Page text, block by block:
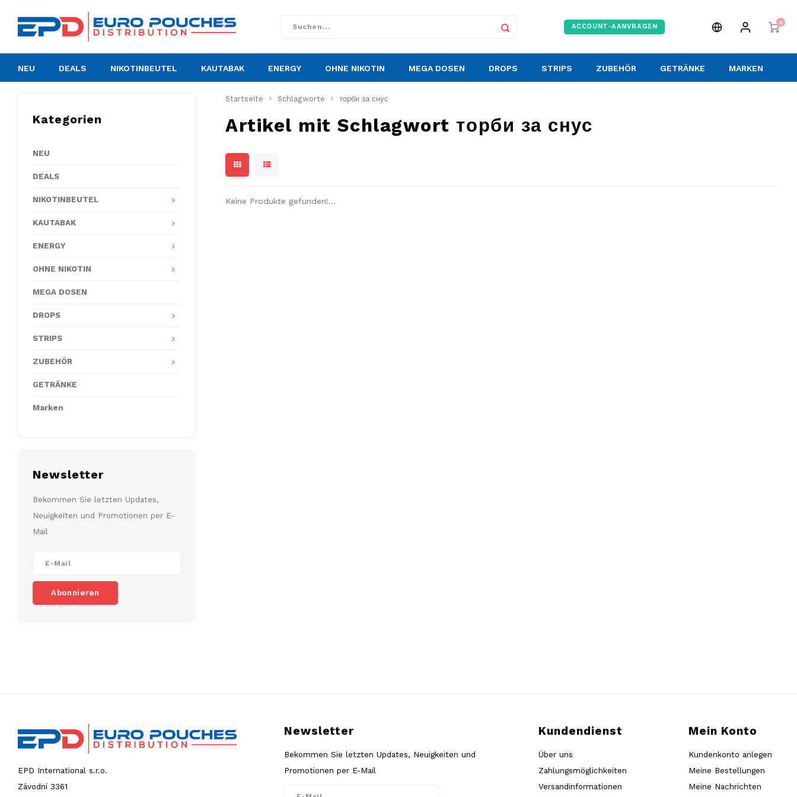
ACCOUNT-AANVRAGEN
0
NEU DEALS NIKOTINBEUTEL KAUTABAK ENERGY OHNE NIKOTIN MEGA DOSEN DROPS STRIPS ZUBEHÖR GETRÄNKE MARKEN
Kategorien
NEU
DEALS
NIKOTINBEUTEL
KAUTABAK
ENERGY
OHNE NIKOTIN
MEGA DOSEN
DROPS
STRIPS
ZUBEHÖR
GETRÄNKE
Marken
Newsletter
Bekommen Sie letzten Updates,
Neuigkeiten und Promotionen per E-
Mail
Abonnieren
Startseite Schlagworte торби за снус
Artikel mit Schlagwort торби за снус
Keine Produkte gefunden!...
EPD International s.r.o.
Závodní 3361
Newsletter
Bekommen Sie letzten Updates, Neuigkeiten und
Promotionen per E-Mail
Kundendienst
Über uns
Zahlungsmöglichkeiten
Versandinformationen
Mein Konto
Kundenkonto anlegen
Meine Bestellungen
Meine Nachrichten